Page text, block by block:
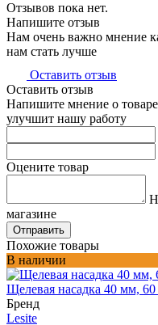
Отзывов пока нет.
Напишите отзыв
Нам очень важно мнение
нам стать лучше
Оставить отзыв
Оставить отзыв
Напишите мнение о
улучшит нашу работу
Оцените товар
магазине
Отправить
Похожие товары
В наличии
Щелевая насадка 40 мм, 60
Бренд
Lesite